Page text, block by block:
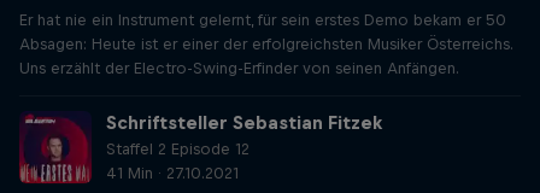
Er hat nie ein Instrument gelernt, für sein erstes Demo bekam er 50
Absagen: Heute ist er einer der erfolgreichsten Musiker Österreichs.
Uns erzählt der Electro-Swing-Erfinder von seinen Anfängen.
Schriftsteller Sebastian Fitzek
Staffel 2 Episode 12
41 Min · 27.10.2021